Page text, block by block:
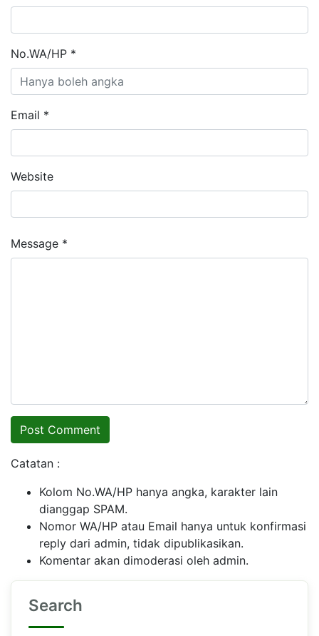
No.WA/HP *
Email *
Website
Message *
Catatan :
Kolom No.WA/HP hanya angka, karakter lain
dianggap SPAM.
Nomor WA/HP atau Email hanya untuk konfirmasi
reply dari admin, tidak dipublikasikan.
Komentar akan dimoderasi oleh admin.
Search